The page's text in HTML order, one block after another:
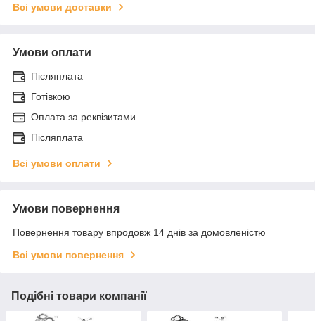
Всі умови доставки
Умови оплати
Післяплата
Готівкою
Оплата за реквізитами
Післяплата
Всі умови оплати
Умови повернення
Повернення товару впродовж 14 днів за домовленістю
Всі умови повернення
Подібні товари компанії